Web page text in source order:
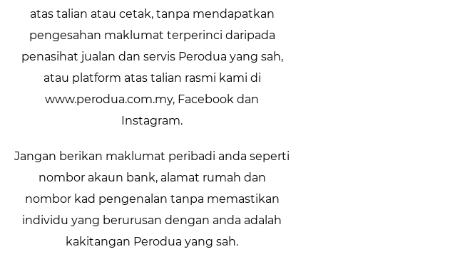
atas talian atau cetak, tanpa mendapatkan
pengesahan maklumat terperinci daripada
penasihat jualan dan servis Perodua yang sah,
atau platform atas talian rasmi kami di
www.perodua.com.my, Facebook dan
Instagram.
Jangan berikan maklumat peribadi anda seperti
nombor akaun bank, alamat rumah dan
nombor kad pengenalan tanpa memastikan
individu yang berurusan dengan anda adalah
kakitangan Perodua yang sah.